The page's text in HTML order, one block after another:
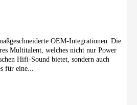
OEM-Integrationen Die
Multitalent, welches nicht nur Power
Hifi-Sound bietet, sondern auch
für eine...